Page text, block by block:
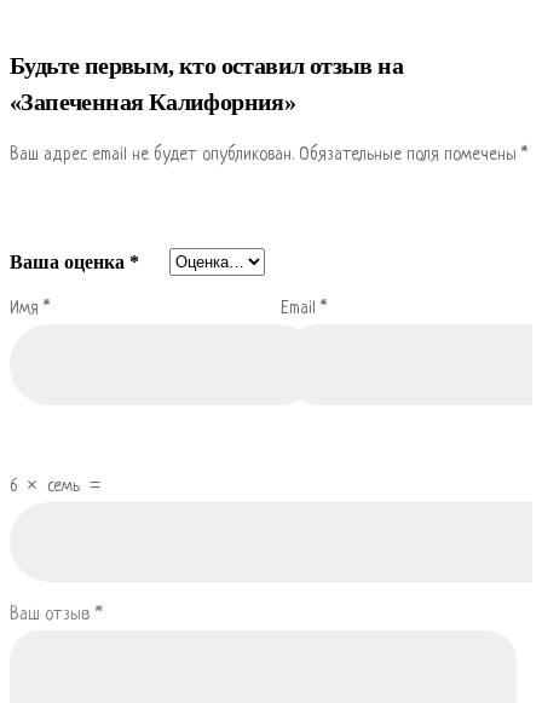
Будьте первым, кто оставил отзыв на
«Запеченная Калифорния»
Ваш адрес email не будет опубликован. Обязательные поля помечены *
Имя * Email*
6 × семь =
Ваша оценка *
Ваш отзыв *